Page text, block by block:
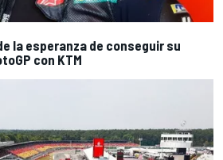
la esperanza de conseguir su
con KTM